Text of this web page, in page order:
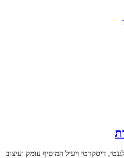
דיסקרטי ויעיל המוסיף עומק ועיצוב